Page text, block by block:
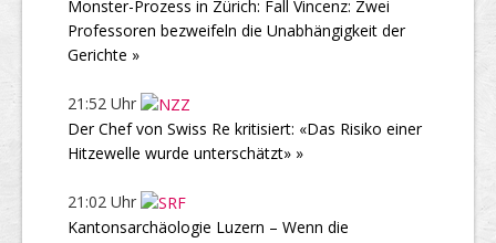
Monster-Prozess in Zürich: Fall Vincenz: Zwei
Professoren bezweifeln die Unabhängigkeit der
Gerichte »
21:52 Uhr
Der Chef von Swiss Re kritisiert: «Das Risiko einer
Hitzewelle wurde unterschätzt» »
21:02 Uhr
Kantonsarchäologie Luzern – Wenn die